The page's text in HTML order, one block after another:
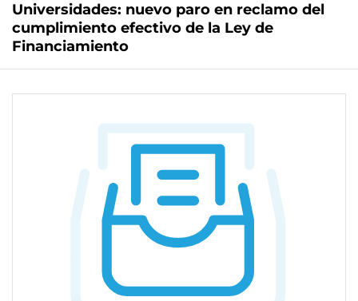
Universidades: nuevo paro en reclamo del
cumplimiento efectivo de la Ley de
Financiamiento